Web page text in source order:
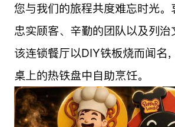
您与我们的旅程共度难忘时光。
忠实顾客、辛勤的团队以及列治
该连锁餐厅以DIY铁板烧而闻名
桌上的热铁盘中自助烹饪。